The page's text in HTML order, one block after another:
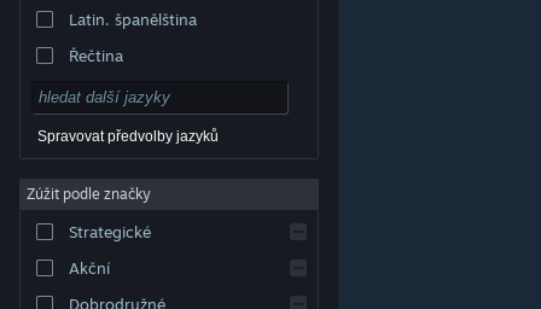
© Valve Corporation. Všechna práva vyhrazena.
příslušných subjektů v USA a dalších zemích.
Smlouva o užívání služby Steam
Cookies
Latin. španělština
Řečtina
Spravovat předvolby jazyků
Zúžit podle značky
Strategické
Akční
Dobrodružné